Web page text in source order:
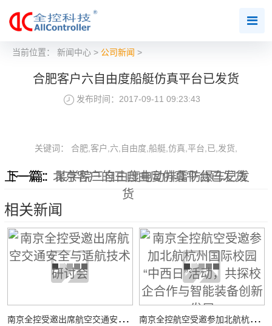
当前位置： 新闻中心> 公司新闻 >
合肥客户六自由度船艇仿真平台已发货
发布时间：2017-09-11 09:23:43
关键词： 合肥,客户,六,自由度,船艇,仿真,平台,已,发货,
上一篇： 北京客户的三自由度仿真平台已发货
下一篇：某学院三自由度电动排雷防爆车已发
货
相关新闻
南
京全控受邀出席航空交通安全与适航技术研讨会 南
京全控航空受邀参加北航杭州国际校园“中西日”活动，共探校企合作与智能装备创新发展